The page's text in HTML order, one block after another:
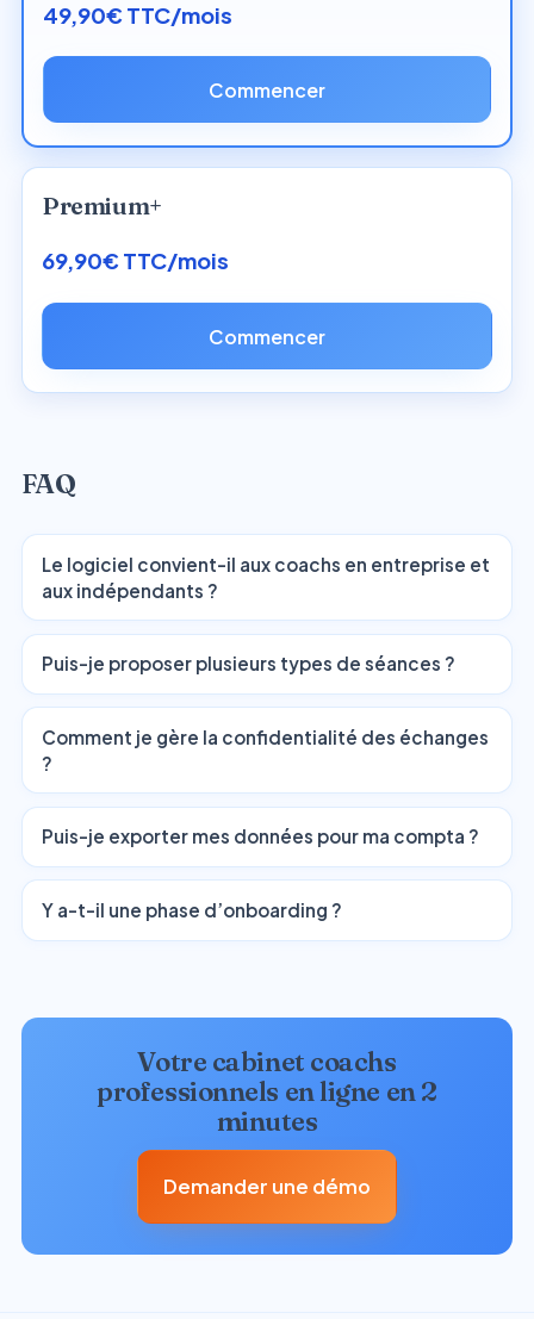
49,90€ TTC/mois
Commencer
Premium+
69,90€ TTC/mois
Commencer
FAQ
Le logiciel convient-il aux coachs en entreprise et
aux indépendants ?
Puis-je proposer plusieurs types de séances ?
Comment je gère la confidentialité des échanges
?
Puis-je exporter mes données pour ma compta ?
Y a-t-il une phase d’onboarding ?
Votre cabinet coachs
professionnels en ligne en 2
minutes
Demander une démo